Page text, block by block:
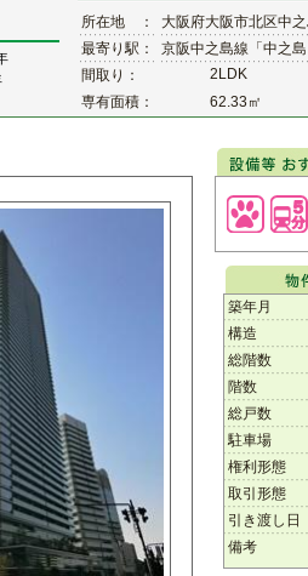
所在地 ：
大阪府大阪市北区中
最寄り駅：
京阪中之島線「中之
間取り：
2LDK
専有面積：
62.33㎡
築年月
構造
総階数
階数
総戸数
駐車場
権利形態
取引形態
引き渡し日
備考